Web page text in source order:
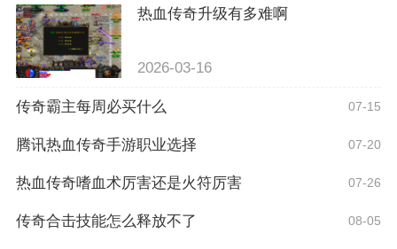
热血传奇升级有多难啊
2026-03-16
传奇霸主每周必买什么 07-15
腾讯热血传奇手游职业选择 07-20
热血传奇嗜血术厉害还是火符厉害 07-26
传奇合击技能怎么释放不了 08-05